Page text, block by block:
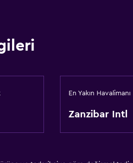
En Yakın Havalimanı
Zanzibar Intl